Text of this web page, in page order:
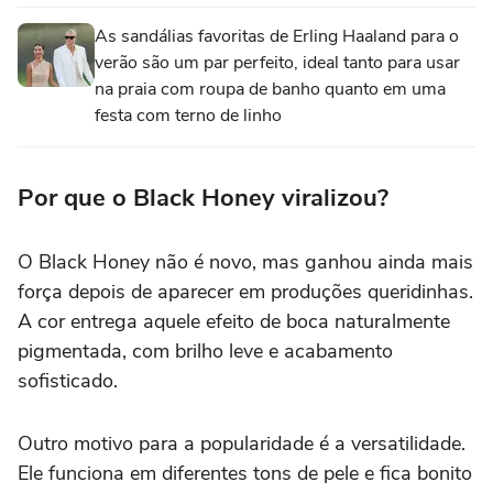
As sandálias favoritas de Erling Haaland para o
verão são um par perfeito, ideal tanto para usar
na praia com roupa de banho quanto em uma
festa com terno de linho
Por que o Black Honey viralizou?
O Black Honey não é novo, mas ganhou ainda mais
força depois de aparecer em produções queridinhas.
A cor entrega aquele efeito de boca naturalmente
pigmentada, com brilho leve e acabamento
sofisticado.
Outro motivo para a popularidade é a versatilidade.
Ele funciona em diferentes tons de pele e fica bonito